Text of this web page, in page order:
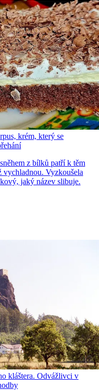
krém, který se
z bílků patří k těm
vychladnou. Vyzkoušela
jaký název slibuje.
kláštera. Odvážlivci v